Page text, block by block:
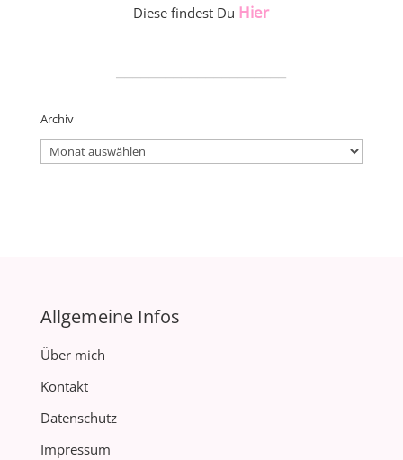
Diese findest Du Hier
Archiv
Archiv
Allgemeine Infos
Über mich
Kontakt
Datenschutz
Impressum